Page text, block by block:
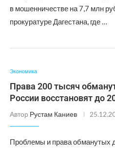
в мошенничестве на 7,7 млн
прокуратуре Дагестана, где …
Экономика
Права 200 тысяч
России восстановят до
Автор Рустам Каниев
Проблемы и права обманутых